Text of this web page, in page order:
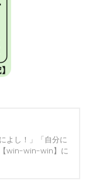
よし！」「自分に
【win-win-win】に